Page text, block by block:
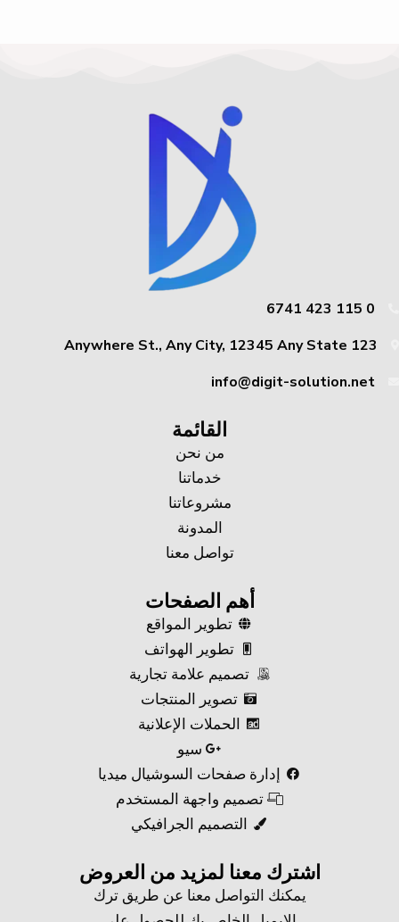
0 115 423 6741
123 Anywhere St., Any City, 12345 Any State
info@digit-solution.net
القائمة
من نحن
خدماتنا
مشروعاتنا
المدونة
تواصل معنا
أهم الصفحات
تطوير المواقع
تطوير الهواتف
تصميم علامة تجارية
تصوير المنتجات
الحملات الإعلانية
سيو
إدارة صفحات السوشيال ميديا
تصميم واجهة المستخدم
التصميم الجرافيكي
اشترك معنا لمزيد من العروض​
يمكنك التواصل معنا عن طريق ترك